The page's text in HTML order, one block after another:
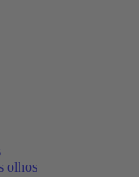
olhos